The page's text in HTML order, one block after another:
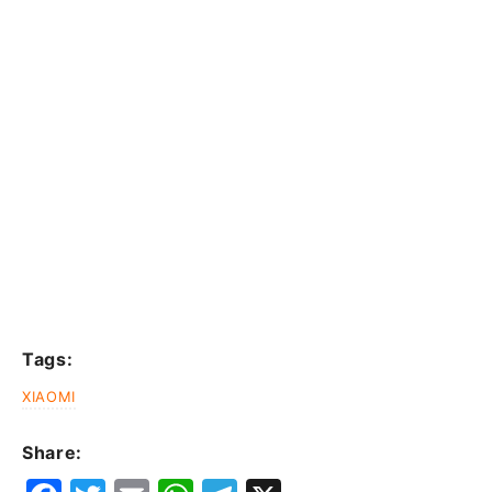
Tags:
XIAOMI
Share: